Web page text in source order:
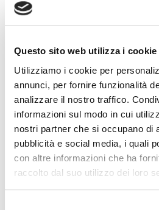
Questo sito web utilizza i cookie
Utilizziamo i cookie per
annunci, per fornire funzionalità
analizzare il nostro traffico.
informazioni sul modo in cui
nostri partner che si occupano di
pubblicità e social media, i quali
con altre informazioni che ha
raccolto dal suo utilizzo dei loro
Promozioni
Articoli recenti
Sempre più Buoni
Centro Cash
spazio, più
Centro Cash
Concorso Vinci 20